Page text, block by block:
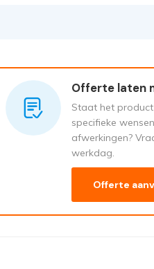
Offerte laten
Staat het
specifieke
afwerkingen?
werkdag.
Offerte